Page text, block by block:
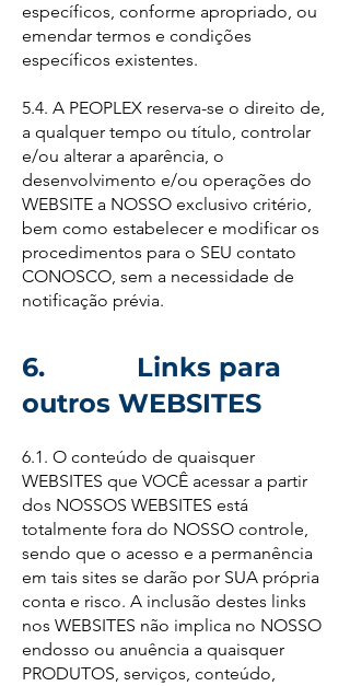
específicos, conforme apropriado, ou
emendar termos e condições
específicos existentes.
5.4. A PEOPLEX reserva-se o direito de,
a qualquer tempo ou título, controlar
e/ou alterar a aparência, o
desenvolvimento e/ou operações do
WEBSITE a NOSSO exclusivo critério,
bem como estabelecer e modificar os
procedimentos para o SEU contato
CONOSCO, sem a necessidade de
notificação prévia.
6. Links para
outros WEBSITES
6.1. O conteúdo de quaisquer
WEBSITES que VOCÊ acessar a partir
dos NOSSOS WEBSITES está
totalmente fora do NOSSO controle,
sendo que o acesso e a permanência
em tais sites se darão por SUA própria
conta e risco. A inclusão destes links
nos WEBSITES não implica no NOSSO
endosso ou anuência a quaisquer
PRODUTOS, serviços, conteúdo,